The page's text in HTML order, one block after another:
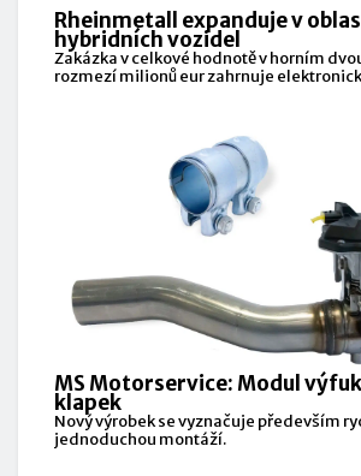
Rheinmetall expanduje v
hybridních vozidel
Zakázka v celkové hodnotě v horním
rozmezí milionů eur zahrnuje
MS Motorservice: Modul
klapek
Nový výrobek se vyznačuje především
jednoduchou montáží.